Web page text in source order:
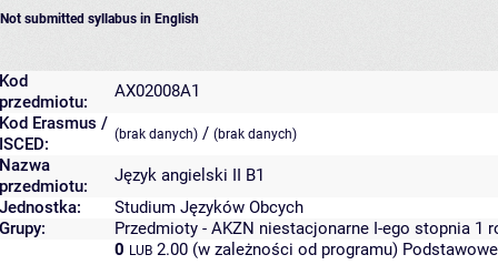
Not submitted syllabus in English
Kod
przedmiotu:
AX02008A1
Kod Erasmus /
ISCED:
(brak danych) / (brak danych)
Nazwa
przedmiotu:
Język angielski II B1
Jednostka:
Studium Języków Obcych
Grupy:
Przedmioty - AKZN niestacjonarne I-ego stopnia 1
0 LUB 2.00 (w zależności od programu)